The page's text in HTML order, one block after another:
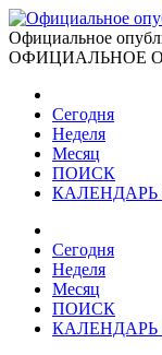
Официальное
ОФИЦИАЛЬНОЕ
Сегодня
Неделя
Месяц
ПОИСК
Сегодня
Неделя
Месяц
ПОИСК